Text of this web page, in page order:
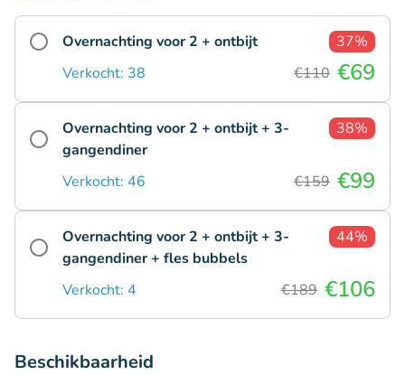
Overnachting voor 2 + ontbijt
37%
Verkocht: 38
€110 €69
Overnachting voor 2 + ontbijt + 3-
gangendiner
38%
Verkocht: 46 €159 €99
Overnachting voor 2 + ontbijt + 3-
gangendiner + fles bubbels
44%
Verkocht: 4 €189 €106
Beschikbaarheid